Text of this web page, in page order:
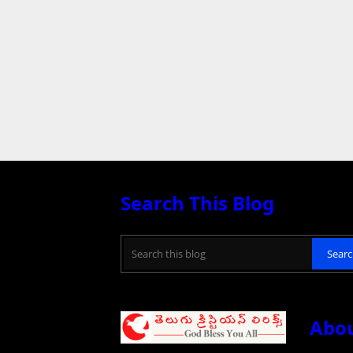
Search This Blog